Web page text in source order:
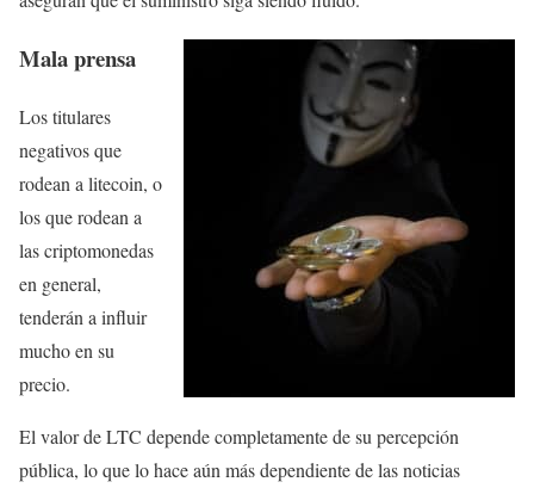
Mala prensa
Los titulares
negativos que
rodean a litecoin, o
los que rodean a
las criptomonedas
en general,
tenderán a influir
mucho en su
precio.
El valor de LTC depende completamente de su percepción
pública, lo que lo hace aún más dependiente de las noticias